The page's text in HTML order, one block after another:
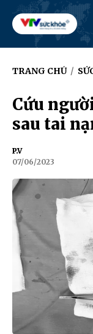
TRANG CHỦ /
Cứu
sau tai
P.V
07/06/2023